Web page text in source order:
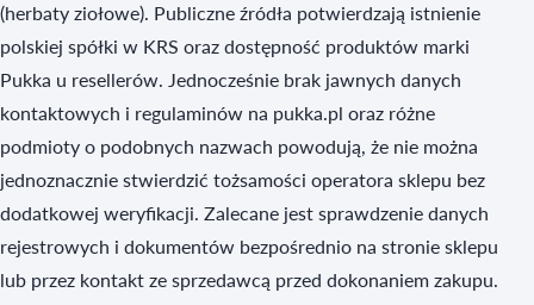
(herbaty ziołowe). Publiczne źródła potwierdzają istnienie
polskiej spółki w KRS oraz dostępność produktów marki
Pukka u resellerów. Jednocześnie brak jawnych danych
kontaktowych i regulaminów na pukka.pl oraz różne
podmioty o podobnych nazwach powodują, że nie można
jednoznacznie stwierdzić tożsamości operatora sklepu bez
dodatkowej weryfikacji. Zalecane jest sprawdzenie danych
rejestrowych i dokumentów bezpośrednio na stronie sklepu
lub przez kontakt ze sprzedawcą przed dokonaniem zakupu.